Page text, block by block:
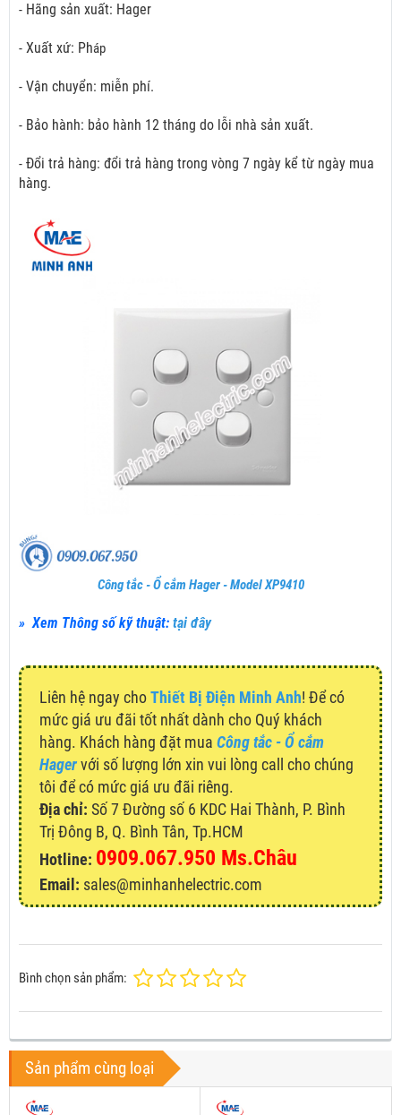
- Hãng sản xuất: Hager
- Xuất xứ: Pháp
- Vận chuyển: miễn phí.
- Bảo hành: bảo hành 12 tháng do lỗi nhà sản xuất.
- Đổi trả hàng: đổi trả hàng trong vòng 7 ngày kể từ ngày mua
hàng.
Công tắc - Ổ cắm Hager - Model XP9410
» Xem Thông số kỹ thuật: tại đây
Liên hệ ngay choThiết Bị Điện Minh Anh! Để có
mức giá ưu đãi tốt nhất dành cho Quý khách
hàng. Khách hàng đặt mua Công tắc - Ổ cắm
Hagervới số lượng lớn xin vui lòng call cho chúng
tôi để có mức giá ưu đãi riêng.
Địa chỉ: Số 7 Đường số 6 KDC Hai Thành, P. Bình
Trị Đông B, Q. Bình Tân, Tp.HCM
Hotline: 0909.067.950 Ms.Châu
Email: sales@minhanhelectric.com
Bình chọn sản phẩm:
Sản phẩm cùng loại